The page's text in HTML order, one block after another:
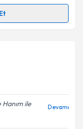
ilişkinAydınlatma
belirtilen
almanız
ile
ile
Devamı